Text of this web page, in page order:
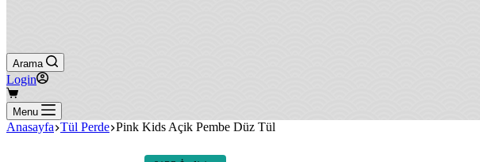
Arama
Login
Shopping
cartMenu
Anasayfa Tül Perde Pink Kids Açik Pembe Düz Tül